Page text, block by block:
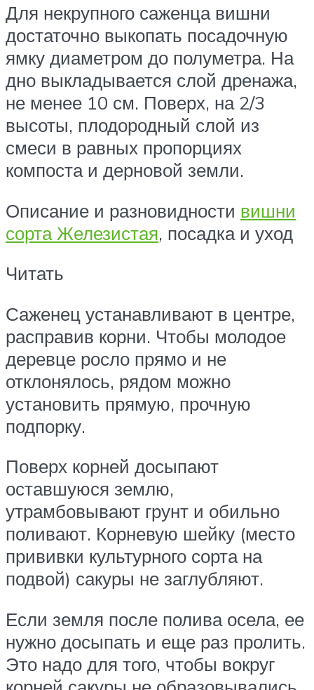
Для некрупного саженца вишни
достаточно выкопать посадочную
ямку диаметром до полуметра. На
дно выкладывается слой дренажа,
не менее 10 см. Поверх, на 2/3
высоты, плодородный слой из
смеси в равных пропорциях
компоста и дерновой земли.
Описание и разновидности вишни
сорта Железистая, посадка и уход
Читать
Саженец устанавливают в центре,
расправив корни. Чтобы молодое
деревце росло прямо и не
отклонялось, рядом можно
установить прямую, прочную
подпорку.
Поверх корней досыпают
оставшуюся землю,
утрамбовывают грунт и обильно
поливают. Корневую шейку (место
прививки культурного сорта на
подвой) сакуры не заглубляют.
Если земля после полива осела, ее
нужно досыпать и еще раз пролить.
Это надо для того, чтобы вокруг